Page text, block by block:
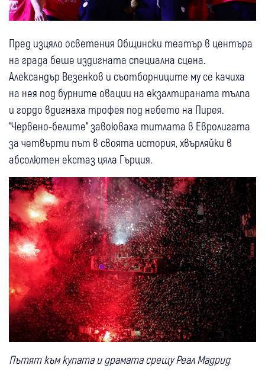
Пред изцяло осветения Общински театър в центъра
на града беше издигната специална сцена.
Александър Везенков и съотборниците му се качиха
на нея под бурните овации на екзалтираната тълпа
и гордо вдигнаха трофея под небето на Пирея.
“Червено-белите“ завоюваха титлата в Евролигата
за четвърти път в своята история, хвърляйки в
абсолютен екстаз цяла Гърция.
Пътят към купата и драмата срещу Реал Мадрид